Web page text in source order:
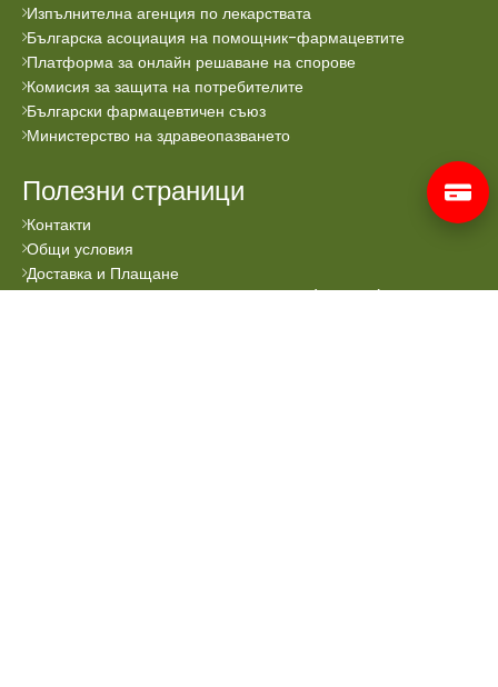
Изпълнителна агенция по лекарствата
Българска асоциация на помощник-фармацевтите
Платформа за онлайн решаване на спорове
Комисия за защита на потребителите
Български фармацевтичен съюз
Министерство на здравеопазването
Полезни страници
Контакти
Общи условия
Доставка и Плащане
Политика за използваните „бисквитки“ (cookies)